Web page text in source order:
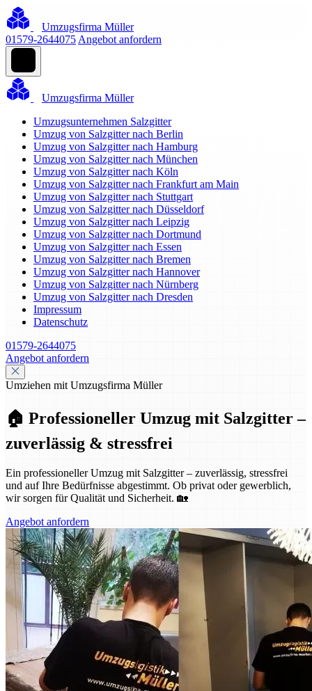
Umzugsfirma Müller
01579-2644075 Angebot anfordern
Umzugsfirma Müller
Umzugsunternehmen Salzgitter
Umzug von Salzgitter nach Berlin
Umzug von Salzgitter nach Hamburg
Umzug von Salzgitter nach München
Umzug von Salzgitter nach Köln
Umzug von Salzgitter nach Frankfurt am Main
Umzug von Salzgitter nach Stuttgart
Umzug von Salzgitter nach Düsseldorf
Umzug von Salzgitter nach Leipzig
Umzug von Salzgitter nach Dortmund
Umzug von Salzgitter nach Essen
Umzug von Salzgitter nach Bremen
Umzug von Salzgitter nach Hannover
Umzug von Salzgitter nach Nürnberg
Umzug von Salzgitter nach Dresden
Impressum
Datenschutz
01579-2644075
Angebot anfordern
Umziehen mit Umzugsfirma Müller
🏠 Professioneller Umzug mit Salzgitter –
zuverlässig & stressfrei
Ein professioneller Umzug mit Salzgitter – zuverlässig, stressfrei
und auf Ihre Bedürfnisse abgestimmt. Ob privat oder gewerblich,
wir sorgen für Qualität und Sicherheit. 🏡
Angebot anfordern